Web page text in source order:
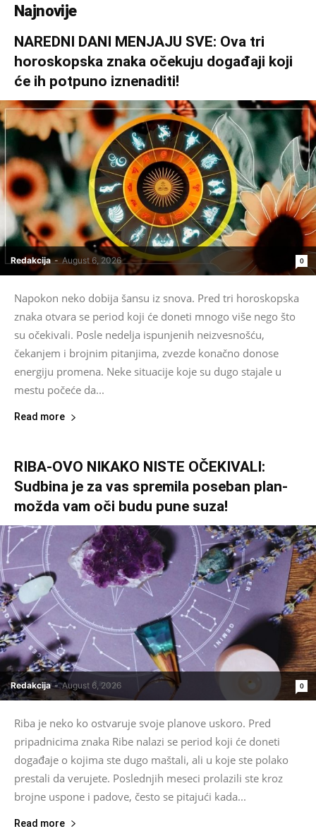
Najnovije
NAREDNI DANI MENJAJU SVE: Ova tri
horoskopska znaka očekuju događaji koji
će ih potpuno iznenaditi!
Redakcija - August 6, 2026 0
Napokon neko dobija šansu iz snova. Pred tri horoskopska
znaka otvara se period koji će doneti mnogo više nego što
su očekivali. Posle nedelja ispunjenih neizvesnošću,
čekanjem i brojnim pitanjima, zvezde konačno donose
energiju promena. Neke situacije koje su dugo stajale u
mestu počeće da...
Read more
RIBA-OVO NIKAKO NISTE OČEKIVALI:
Sudbina je za vas spremila poseban plan-
možda vam oči budu pune suza!
Redakcija - August 6, 2026 0
Riba je neko ko ostvaruje svoje planove uskoro. Pred
pripadnicima znaka Ribe nalazi se period koji će doneti
događaje o kojima ste dugo maštali, ali u koje ste polako
prestali da verujete. Poslednjih meseci prolazili ste kroz
brojne uspone i padove, često se pitajući kada...
Read more